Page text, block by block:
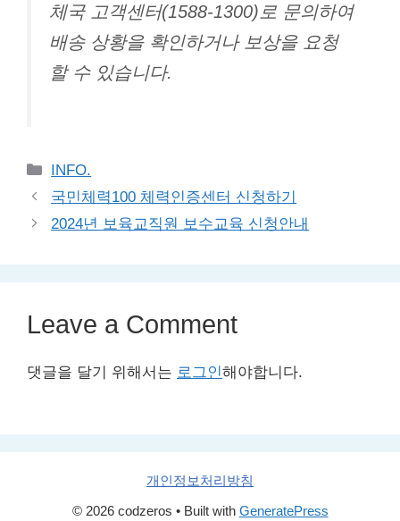
체국 고객센터(1588-1300)로 문의하여
배송 상황을 확인하거나 보상을 요청
할 수 있습니다.
Categories
INFO.
국민체력100 체력인증센터 신청하기
2024년 보육교직원 보수교육 신청안내
Leave a Comment
댓글을 달기 위해서는 로그인해야합니다.
개인정보처리방침
© 2026 codzeros • Built with GeneratePress